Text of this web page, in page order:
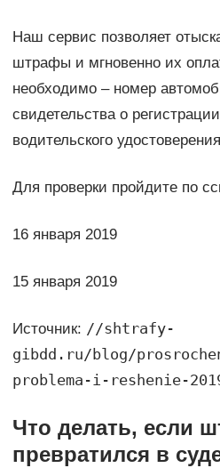
Наш сервис позволяет
штрафы и мгновенно их
необходимо – номер
свидетельства о
водительского
Для проверки пройдите по
16 января 2019
15 января 2019
Источник: //shtrafy-
gibdd.ru/blog/
problema-i-reshenie-
Что делать, если
превратился в